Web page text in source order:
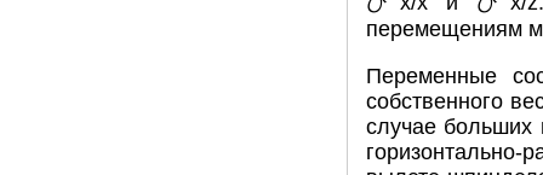
перемещениям
Переменные
собственного
случае больших